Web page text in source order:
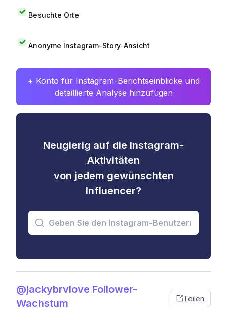
Besuchte Orte
Anonyme Instagram-Story-Ansicht
+ Konto für Instagram-Berichtseinblicke und
detaillierte Analyse hinzufügen
Neugierig auf die Instagram-
Aktivitäten
von jedem gewünschten
Influencer?
@jackybrvlove Follower-
Wachstum
Teilen